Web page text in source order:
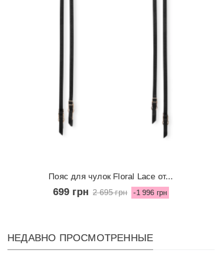
Пояс для чулок Floral Lace от...
699 грн 2 695 грн -1 996 грн
НЕДАВНО ПРОСМОТРЕННЫЕ